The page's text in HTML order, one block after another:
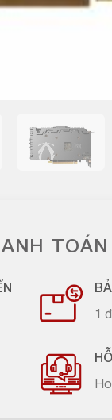
TOÁN
1